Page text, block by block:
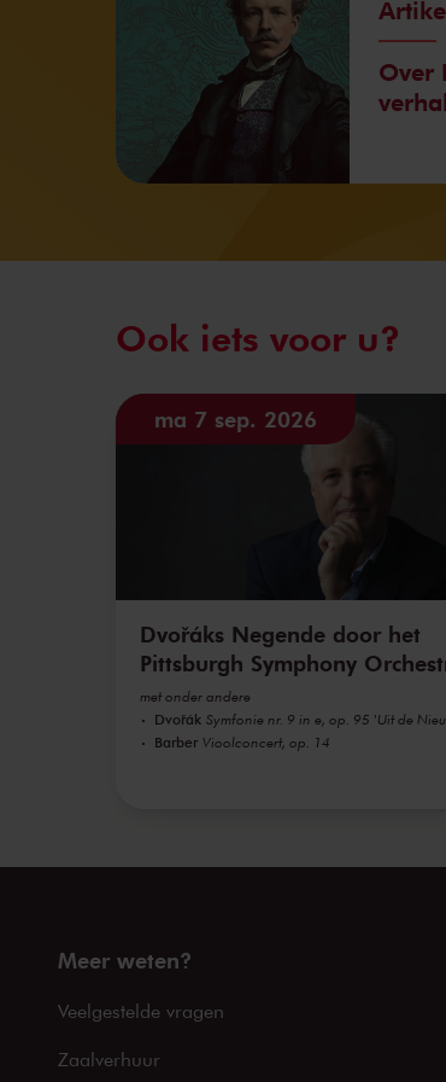
Over
Ook iets voor u?
ma 7 sep. 2026
Dvořáks Negende door het
Pittsburgh Symphony
met onder andere
Dvořák Symfonie nr. 9 in e, op. 95 'Uit de
Barber Vioolconcert, op. 14
Meer weten?
Veelgestelde vragen
Zaalverhuur